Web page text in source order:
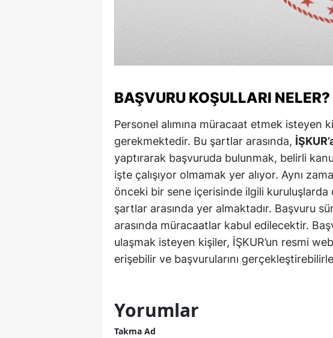
Iğdır
Yalova
Karabük
Kilis
Osmaniye
Düzce
BAŞVURU KOŞULLARI NELER?
Personel alımına müracaat etmek isteyen
gerekmektedir. Bu şartlar arasında,
yaptırarak başvuruda bulunmak, belirli
işte çalışıyor olmamak yer alıyor. Aynı
önceki bir sene içerisinde ilgili kuruluşlarda
şartlar arasında yer almaktadır. Başvuru
arasında müracaatlar kabul edilecektir.
ulaşmak isteyen kişiler, İŞKUR’un resmi
erişebilir ve başvurularını
Yorumlar
Takma Ad